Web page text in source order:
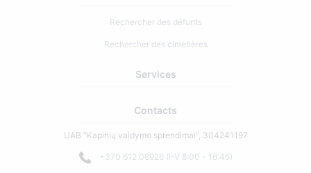
Rechercher des défunts
Rechercher des cimetières
Services
Contacts
UAB "Kapinių valdymo sprendimai", 304241197
+370 612 08926 (I-V 8:00 - 16:45)